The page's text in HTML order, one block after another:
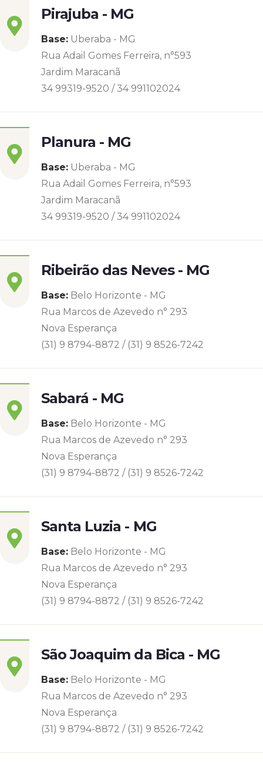
Pirajuba - MG
Base: Uberaba - MG
Rua Adail Gomes Ferreira, n°593
Jardim Maracanã
34 99319-9520 / 34 991102024
Planura - MG
Base: Uberaba - MG
Rua Adail Gomes Ferreira, n°593
Jardim Maracanã
34 99319-9520 / 34 991102024
Ribeirão das Neves - MG
Base: Belo Horizonte - MG
Rua Marcos de Azevedo n° 293
Nova Esperança
(31) 9 8794-8872 / (31) 9 8526-7242
Sabará - MG
Base: Belo Horizonte - MG
Rua Marcos de Azevedo n° 293
Nova Esperança
(31) 9 8794-8872 / (31) 9 8526-7242
Santa Luzia - MG
Base: Belo Horizonte - MG
Rua Marcos de Azevedo n° 293
Nova Esperança
(31) 9 8794-8872 / (31) 9 8526-7242
São Joaquim da Bica - MG
Base: Belo Horizonte - MG
Rua Marcos de Azevedo n° 293
Nova Esperança
(31) 9 8794-8872 / (31) 9 8526-7242